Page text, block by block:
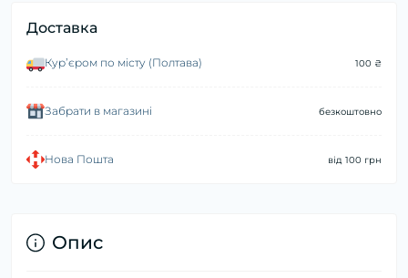
Доставка
Курʼєром по місту (Полтава) 100 ₴
Забрати в магазині безкоштовно
Нова Пошта від 100 грн
Опис